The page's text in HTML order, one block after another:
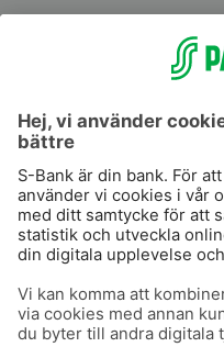
S-Prime
Användarvillkor